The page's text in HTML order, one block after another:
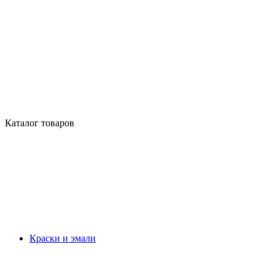
Каталог товаров
Краски и эмали